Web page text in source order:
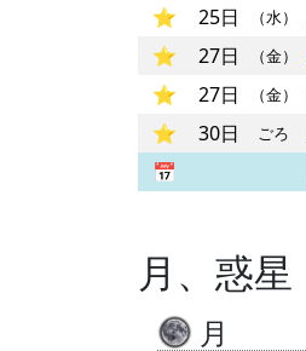
25日
（水）
27日
（金）
27日
（金）
30日
ごろ
月、惑星
月